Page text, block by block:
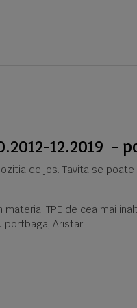
12.2019 -
de jos. Tavita se
TPE de cea mai
Aristar.